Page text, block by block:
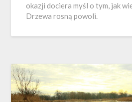
okazji dociera myśl o tym, jak
Drzewa rosną powoli.